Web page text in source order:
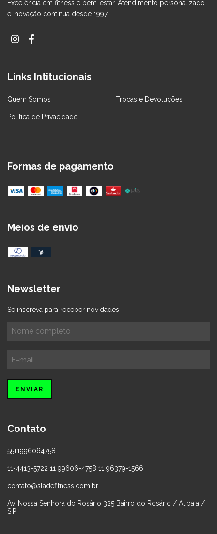
Excelência em fitness e bem-estar. Atendimento personalizado
e inovação contínua desde 1997.
Links Intitucionais
Quem Somos Trocas e Devoluções
Política de Privacidade
Formas de pagamento
Meios de envio
Newsletter
Se inscreva para receber novidades!
Contato
5511996064758
11-4413-5722 11 99606-4758 11 96379-1566
contato@sladefitness.com.br
Av. Nossa Senhora do Rosário 325 Bairro do Rosário / Atibaia /
S.P